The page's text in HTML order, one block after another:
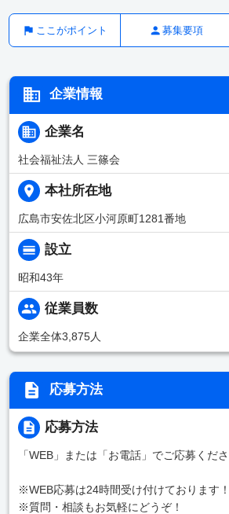
ここがポイント 募集要項
企業情報
企業名
社会福祉法人 三篠会
本社所在地
広島市安佐北区小河原町1281番地
設立
昭和43年
従業員数
企業全体3,875人
応募方法
応募方法
「WEB」または「お電話」でご応募くださ
※WEB応募は24時間受け付けております！
※質問・相談もお気軽にどうぞ！